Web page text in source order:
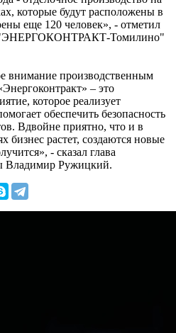
которые будут расположены в
еще 120 человек», - отметил
"ЭНЕРГОКОНТРАКТ-Томилино"
внимание производственным
– это
которое реализует
обеспечить безопасность
Вдвойне приятно, что и в
бизнес растет, создаются новые
- сказал глава
Владимир Ружицкий.